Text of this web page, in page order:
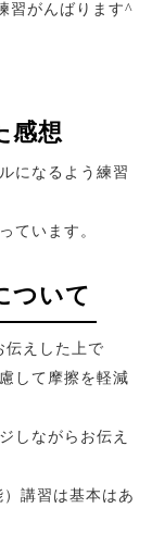
習がんばります^
感想
になるよう練習
ています。
ついて
伝えした上で
して摩擦を軽減
しながらお伝え
講習は基本はあ